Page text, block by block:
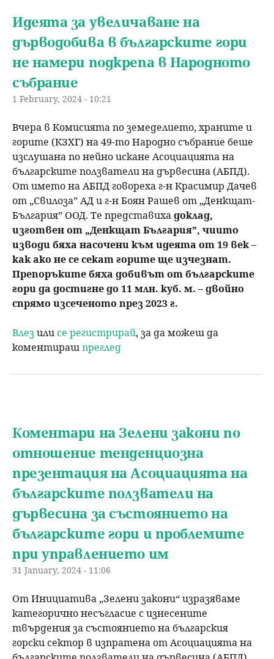
Идеята за увеличаване на
дърводобива в българските гори
не намери подкрепа в Народното
събрание
1 February, 2024 - 10:21
Вчера в Комисията по земеделието, храните и
горите (КЗХГ) на 49-то Народно събрание беше
изслушана по нейно искане Асоциацията на
българските ползватели на дървесина (АБПД).
От името на АБПД говореха г-н Красимир Дачев
от „Свилоза” АД и г-н Боян Рашев от „Денкщат-
България” ООД. Те представихадоклад,
изготвен от „Денкщат България”, чиито
изводи бяха насочени към идеята от 19 век –
как ако не се секат горите ще изчезнат.
Препоръките бяха добивът от българските
гори да достигне до 11 млн. куб. м. –двойно
спрямо изсеченото през 2023 г.
Влезили се регистрирай, за да можеш да
коментирашпреглед
Коментари на Зелени закони по
отношение тенденциозна
презентация на Асоциацията на
българските ползватели на
дървесина за състоянието на
българските гори и проблемите
при управлението им
31 January, 2024 - 11:06
От Инициатива „Зелени закони“ изразяваме
категорично несъгласие с изнесените
твърдения за състоянието на българския
горски сектор в изпратена от Асоциацията на